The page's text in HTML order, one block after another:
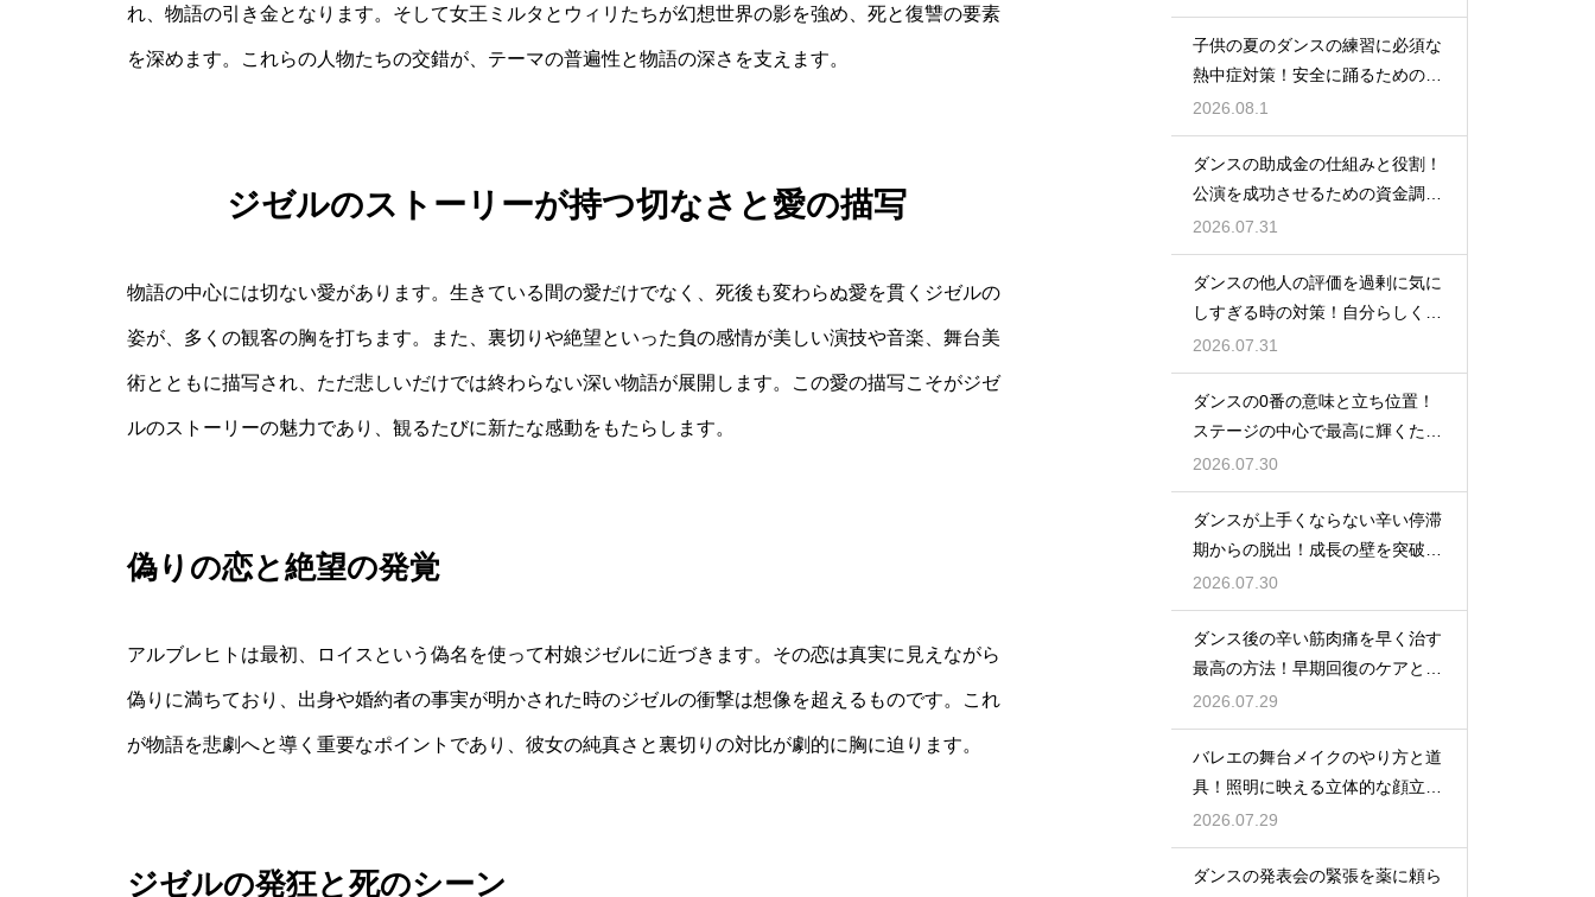
れ、物語の引き金となります。そして女王ミルタとウィリたちが幻想世界の影を強め、死と復讐の要素
を深めます。これらの人物たちの交錯が、テーマの普遍性と物語の深さを支えます。
ジゼルのストーリーが持つ切なさと愛の描写
物語の中心には切ない愛があります。生きている間の愛だけでなく、死後も変わらぬ愛を貫くジゼルの
姿が、多くの観客の胸を打ちます。また、裏切りや絶望といった負の感情が美しい演技や音楽、舞台美
術とともに描写され、ただ悲しいだけでは終わらない深い物語が展開します。この愛の描写こそがジゼ
ルのストーリーの魅力であり、観るたびに新たな感動をもたらします。
偽りの恋と絶望の発覚
アルブレヒトは最初、ロイスという偽名を使って村娘ジゼルに近づきます。その恋は真実に見えながら
偽りに満ちており、出身や婚約者の事実が明かされた時のジゼルの衝撃は想像を超えるものです。これ
が物語を悲劇へと導く重要なポイントであり、彼女の純真さと裏切りの対比が劇的に胸に迫ります。
ジゼルの発狂と死のシーン
子供の夏のダンスの練習に必須な
熱中症対策！安全に踊るためのポ
イント
2026.08.1
ダンスの助成金の仕組みと役割！
公演を成功させるための資金調達
のノウハウ
2026.07.31
ダンスの他人の評価を過剰に気に
しすぎる時の対策！自分らしく踊
るには
2026.07.31
ダンスの0番の意味と立ち位置！
ステージの中心で最高に輝くため
の心得
2026.07.30
ダンスが上手くならない辛い停滞
期からの脱出！成長の壁を突破す
る秘訣
2026.07.30
ダンス後の辛い筋肉痛を早く治す
最高の方法！早期回復のケアと
は？
2026.07.29
バレエの舞台メイクのやり方と道
具！照明に映える立体的な顔立ち
を作るテク
2026.07.29
ダンスの発表会の緊張を薬に頼ら